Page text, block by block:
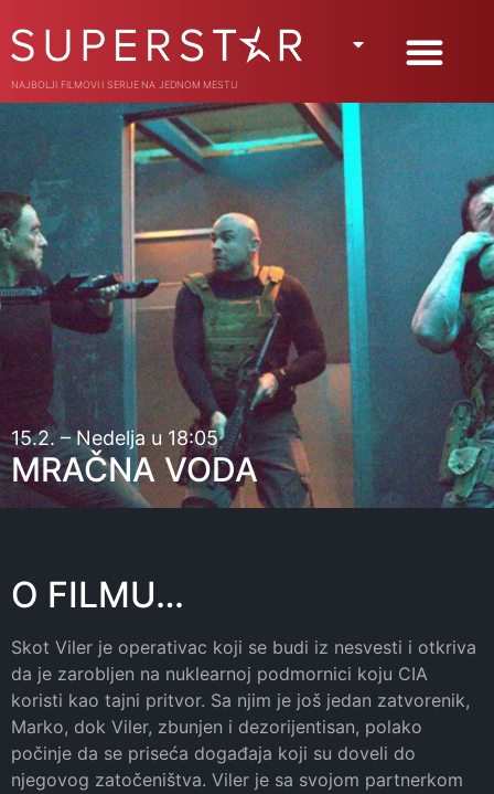
NAJBOLJI FILMOVI I SERIJE NA JEDNOM MESTU
15.2. – Nedelja u 18:05
MRAČNA VODA
O FILMU…
Skot Viler je operativac koji se budi iz nesvesti i otkriva
da je zarobljen na nuklearnoj podmornici koju CIA
koristi kao tajni pritvor. Sa njim je još jedan zatvorenik,
Marko, dok Viler, zbunjen i dezorijentisan, polako
počinje da se priseća događaja koji su doveli do
njegovog zatočeništva. Viler je sa svojom partnerkom